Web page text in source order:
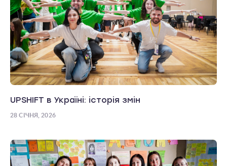
UPSHIFT в Україні: історія змін
28 СІЧНЯ, 2026